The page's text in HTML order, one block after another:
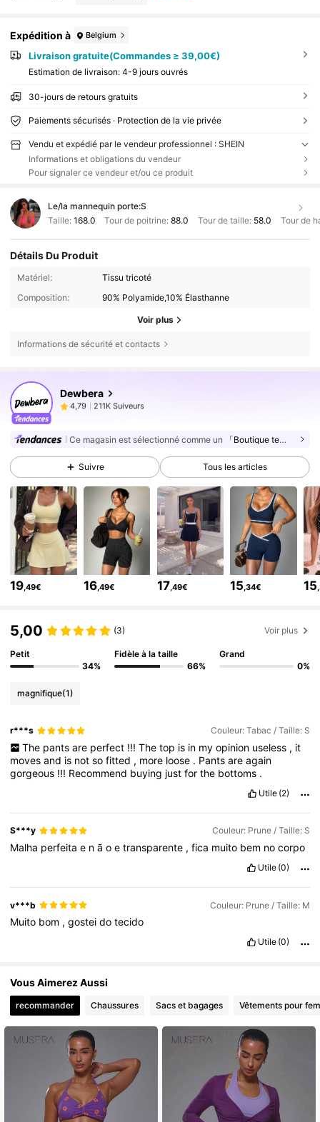
Expédition à Belgium
Livraison gratuite(Commandes ≥ 39,00€)
Estimation de livraison: 4-9 jours ouvrés
30-jours de retours gratuits
Paiements sécurisés · Protection de la vie privée
Vendu et expédié par le vendeur professionnel : SHEIN
Informations et obligations du vendeur
Pour signaler ce vendeur et/ou ce produit
Le/la mannequin porte:S
Taille: 168.0 Tour de poitrine:88.0 Tour de taille: 58.0 Tour de
Détails Du Produit
Matériel:
Tissu tricoté
Composition:
90% Polyamide,10% Élasthanne
Voir plus
Informations de sécurité et contacts
Dewbera
4,79
211K Suiveurs
3***6est en train de naviguer
4,79 211K Suiveurs
4,79 211K Suiveurs
4,79 211K Suiveurs
4,79 211K Suiveurs
4,79 211K Suiveurs
4,79 211K Suiveurs
4,79 211K Suiveurs
Ce magasin est sélectionné comme un 「Boutique tendance」
Suivre Tous les articles
19,49€ 16,49€ 17,49€ 15,34€ 15
5,00 (3) Voir plus
Petit
34%
Fidèle à la taille
66%
Grand
0%
magnifique(1)
r***s Couleur: Tabac / Taille: S
The pants are perfect !!! The top is in my opinion useless , it
movesand is notsofitted , more loose . Pantsareagain
gorgeous !!! Recommend buying justforthe bottoms .
Utile (2)
S***y Couleur: Prune / Taille: S
Malha perfeitae nãoetransparente ,fica muito bem nocorpo
Utile (0)
v***b Couleur: Prune / Taille: M
Muito bom ,gosteidotecido
Utile (0)
Vous Aimerez Aussi
recommander Chaussures Sacs et bagages Vêtements pour